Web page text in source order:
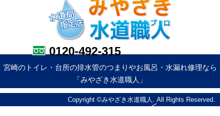
0120-492-315
宮崎のトイレ・台所の排水管のつまりやお風呂・水漏れ修理なら
「みやざき水道職人」
Copyright ©みやざき水道職人. All Rights Reserved.